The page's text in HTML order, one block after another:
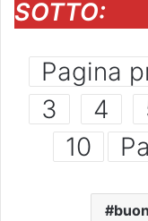
SOTTO:
Pagina
3
4
10